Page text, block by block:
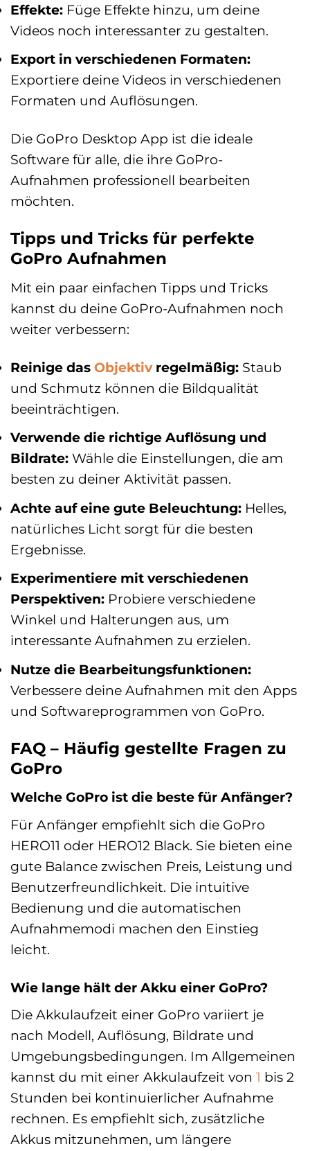
Effekte: Füge Effekte hinzu, um deine
Videos noch interessanter zu gestalten.
Export in verschiedenen Formaten:
Exportiere deine Videos in verschiedenen
Formaten und Auflösungen.
Die GoPro Desktop App ist die ideale
Software für alle, die ihre GoPro-
Aufnahmen professionell bearbeiten
möchten.
Tipps und Tricks für perfekte
GoPro Aufnahmen
Mit ein paar einfachen Tipps und Tricks
kannst du deine GoPro-Aufnahmen noch
weiter verbessern:
Reinige das Objektivregelmäßig: Staub
und Schmutz können die Bildqualität
beeinträchtigen.
Verwende die richtige Auflösung und
Bildrate: Wähle die Einstellungen, die am
besten zu deiner Aktivität passen.
Achte auf eine gute Beleuchtung: Helles,
natürliches Licht sorgt für die besten
Ergebnisse.
Experimentiere mit verschiedenen
Perspektiven: Probiere verschiedene
Winkel und Halterungen aus, um
interessante Aufnahmen zu erzielen.
Nutze die Bearbeitungsfunktionen:
Verbessere deine Aufnahmen mit den Apps
und Softwareprogrammen von GoPro.
FAQ – Häufig gestellte Fragen zu
GoPro
Welche GoPro ist die beste für Anfänger?
Für Anfänger empfiehlt sich die GoPro
HERO11 oder HERO12 Black. Sie bieten eine
gute Balance zwischen Preis, Leistung und
Benutzerfreundlichkeit. Die intuitive
Bedienung und die automatischen
Aufnahmemodi machen den Einstieg
leicht.
Wie lange hält der Akku einer GoPro?
Die Akkulaufzeit einer GoPro variiert je
nach Modell, Auflösung, Bildrate und
Umgebungsbedingungen. Im Allgemeinen
kannst du mit einer Akkulaufzeit von 1 bis 2
Stunden bei kontinuierlicher Aufnahme
rechnen. Es empfiehlt sich, zusätzliche
Akkus mitzunehmen, um längere